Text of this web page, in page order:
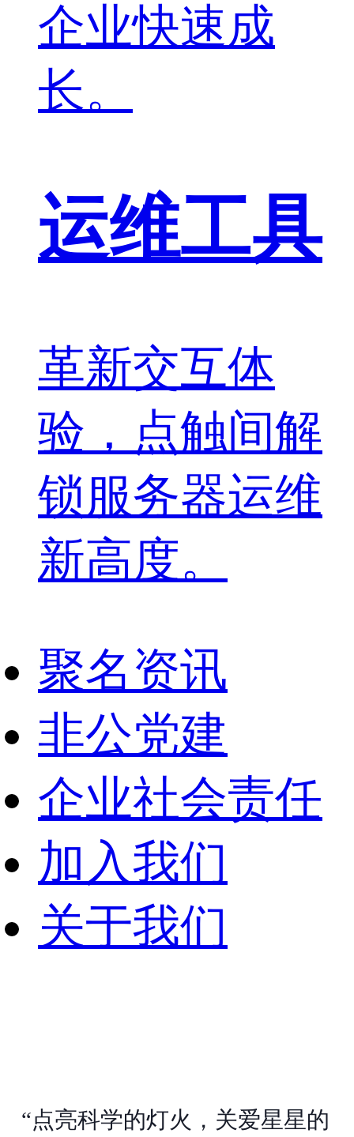
企业快速成
长。
运维工具
革新交互体
验，点触间解
锁服务器运维
新高度。
聚名资讯
非公党建
企业社会责任
加入我们
关于我们
“点亮科学的灯火，关爱星星的